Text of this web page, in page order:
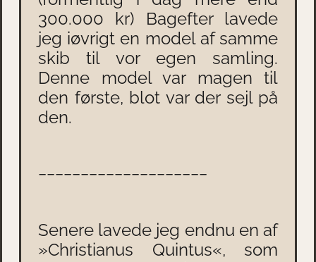
300.000 kr) Bagefter lavede
jeg iøvrigt en model af samme
skib til vor egen samling.
Denne model var magen til
den første, blot var der sejl på
den.
Senere lavede jeg endnu en af
»Christianus Quintus«, som